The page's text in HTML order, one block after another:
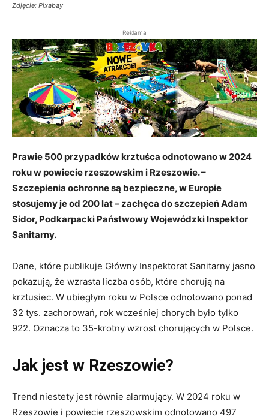
Zdjęcie: Pixabay
Reklama
Prawie 500 przypadków krztuśca odnotowano w 2024
roku w powiecie rzeszowskim i Rzeszowie. –
Szczepienia ochronne są bezpieczne, w Europie
stosujemy je od 200 lat – zachęca do szczepień Adam
Sidor, Podkarpacki Państwowy Wojewódzki Inspektor
Sanitarny.
Dane, które publikuje Główny Inspektorat Sanitarny jasno
pokazują, że wzrasta liczba osób, które chorują na
krztusiec. W ubiegłym roku w Polsce odnotowano ponad
32 tys. zachorowań, rok wcześniej chorych było tylko
922. Oznacza to 35-krotny wzrost chorujących w Polsce.
Jak jest w Rzeszowie?
Trend niestety jest równie alarmujący. W 2024 roku w
Rzeszowie i powiecie rzeszowskim odnotowano 497